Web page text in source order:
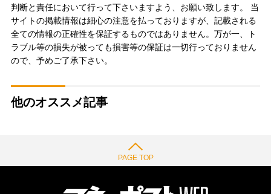
判断と責任において行って下さいますよう、お願い致します。 当
サイトの掲載情報は細心の注意を払っておりますが、記載される
全ての情報の正確性を保証するものではありません。万が一、ト
ラブル等の損失が被っても損害等の保証は一切行っておりません
ので、予めご了承下さい。
他のオススメ記事
PAGE TOP